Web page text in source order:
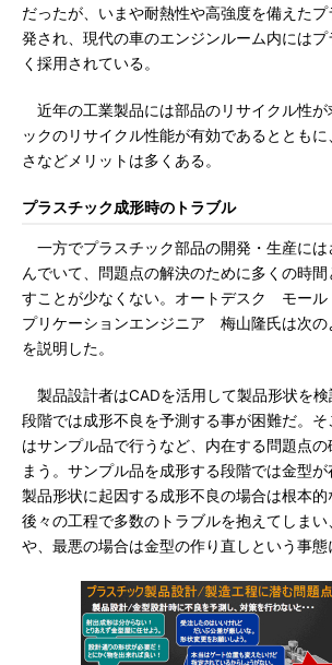
だったが、いまや耐熱性や高強度を備えた
発され、現代の車のエンジンルーム内には
く採用されている。
近年の工業製品には部品のリサイクル性が
ックのリサイクル性能が有効であるととも
さなどメリットは多くある。
プラスチック成形時のトラブル
一方でプラスチック部品の開発・生産には
んでいて、問題点の解決のために多くの時
すことが少なくない。オートデスク モー
プリケーションエンジニア 梅山隆氏は次の
を説明した。
製品設計者はCADを活用して製品形状を
段階では成形不良を予測する事が困難だ。
はサンプル品で行うなど、内在する問題点
まう。サンプル品を成形する段階では金型が
製品形状に起因する成形不良の場合は根本的
後々の工程で多数のトラブルを抱えてしま
や、最悪の場合は金型の作り直しという事態